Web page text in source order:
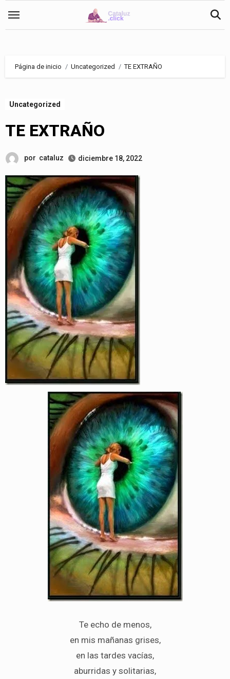
Página de inicio Uncategorized TE EXTRAÑO
Uncategorized
TE EXTRAÑO
por cataluz diciembre 18, 2022
Te echo de menos,
en mis mañanas grises,
en las tardes vacías,
aburridas y solitarias,